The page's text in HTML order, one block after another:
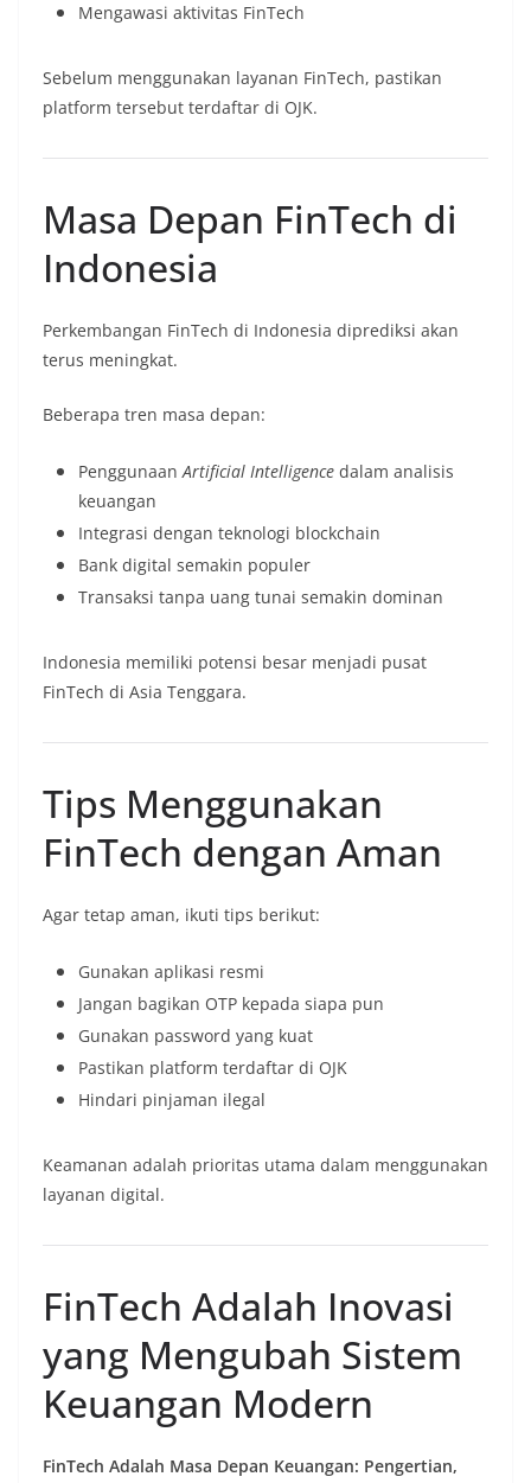
Mengawasi aktivitas FinTech
Sebelum menggunakan layanan FinTech, pastikan
platform tersebut terdaftar di OJK.
Masa Depan FinTech di
Indonesia
Perkembangan FinTech di Indonesia diprediksi akan
terus meningkat.
Beberapa tren masa depan:
PenggunaanArtificial Intelligence dalam analisis
keuangan
Integrasi dengan teknologi blockchain
Bank digital semakin populer
Transaksi tanpa uang tunai semakin dominan
Indonesia memiliki potensi besar menjadi pusat
FinTech di Asia Tenggara.
Tips Menggunakan
FinTech dengan Aman
Agar tetap aman, ikuti tips berikut:
Gunakan aplikasi resmi
Jangan bagikan OTP kepada siapa pun
Gunakan password yang kuat
Pastikan platform terdaftar di OJK
Hindari pinjaman ilegal
Keamanan adalah prioritas utama dalam menggunakan
layanan digital.
FinTech Adalah Inovasi
yang Mengubah Sistem
Keuangan Modern
FinTech Adalah Masa Depan Keuangan: Pengertian,